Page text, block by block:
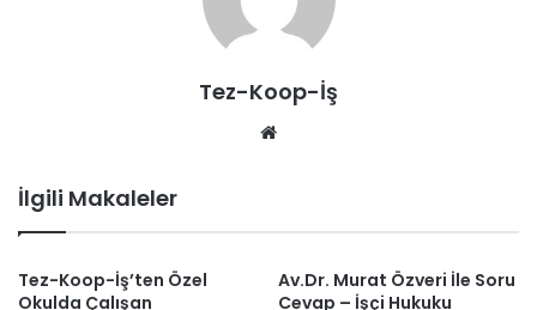
Tez-Koop-İş
İlgili Makaleler
Tez-Koop-İş’ten Özel
Okulda Çalışan
Av.Dr. Murat Özveri İle Soru
Cevap – İşçi Hukuku